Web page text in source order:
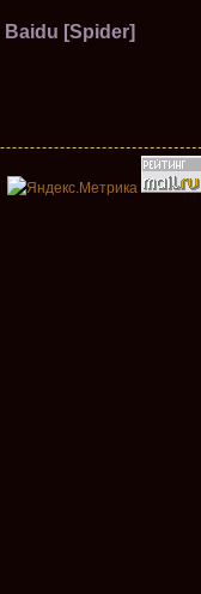
Baidu [Spider]